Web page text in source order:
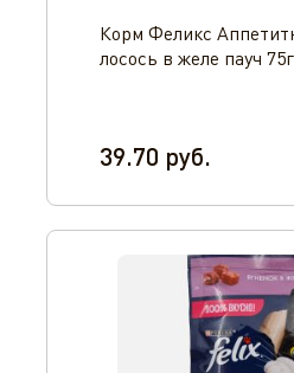
Корм Феликс
лосось в желе пауч 75г
39.70 руб.